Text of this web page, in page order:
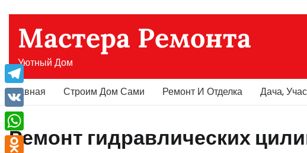
содержимому
Мастера Ремонта
Уютный Дом
Главная Строим Дом Сами Ремонт И Отделка Дача,
Ремонт гидравлических
Telegram
VK
WhatsApp